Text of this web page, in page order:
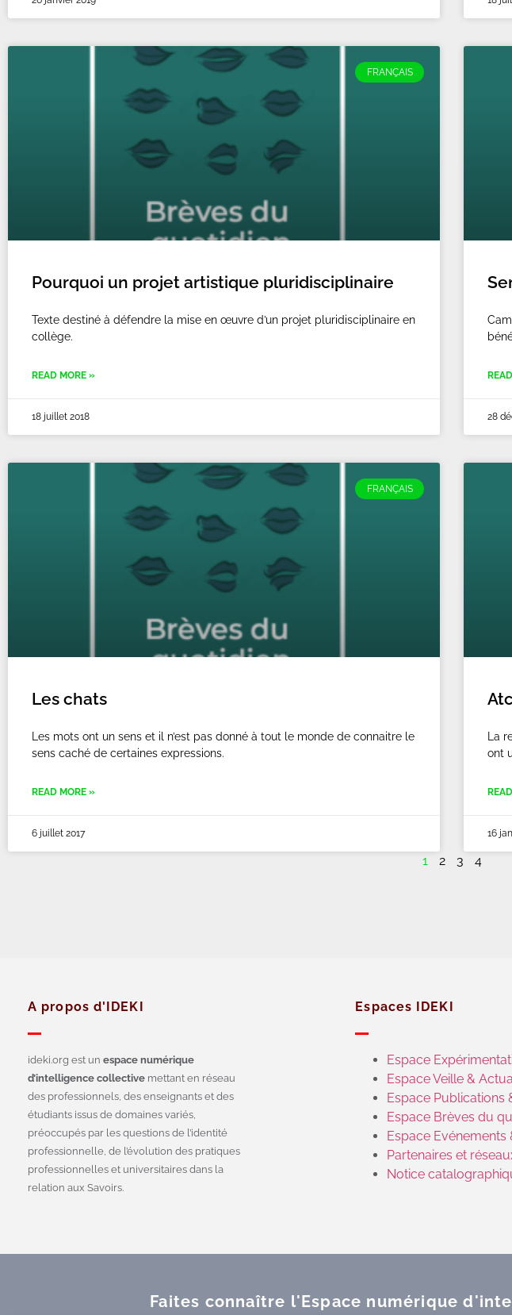
FRANÇAIS
Pourquoi un projet artistique pluridisciplinaire
Texte destiné à défendre la mise en œuvre d’un projet pluridisciplinaire en
collège.
READ MORE »
18 juillet 2018 28
FRANÇAIS
Les chats
Les mots ont un sens et il n’est pas donné à tout le monde de connaitre le
sens caché de certaines expressions.
READ MORE »
6 juillet 2017
La
ont
16
1 2 3 4
A propos d'IDEKI
ideki.org est un espace numérique
d’intelligence collective mettant en réseau
des professionnels, des enseignants et des
étudiants issus de domaines variés,
préoccupés par les questions de l’identité
professionnelle, de l’évolution des pratiques
professionnelles et universitaires dans la
relation aux Savoirs.
Espaces IDEKI
Espace
Espace Veille &
Espace Publications
Espace Brèves du
Espace Evénements
Partenaires et
Notice
Faites connaître l'Espace numérique